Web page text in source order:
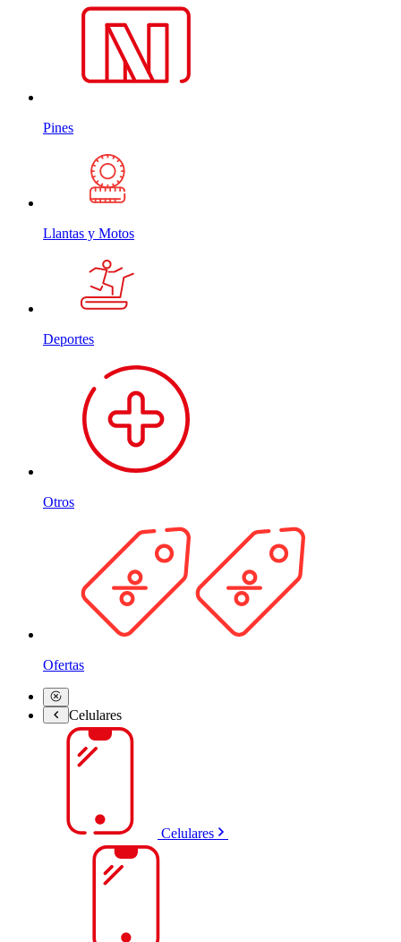
Pines
Llantas y Motos
Deportes
Otros
Ofertas
Celulares
Celulares